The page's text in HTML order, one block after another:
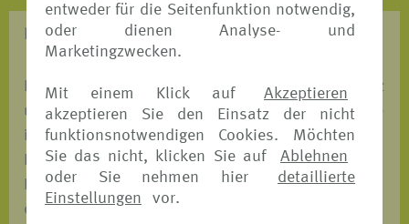
entweder für die Seitenfunktion notwendig,
oder dienen Analyse- und
Marketingzwecken.
Mit einem Klick auf
Akzeptieren
akzeptieren Sie den Einsatz der nicht
funktionsnotwendigen Cookies. Möchten
Sie das nicht, klicken Sie auf
Ablehnen
oder Sie nehmen hier
detaillierte
Einstellungen
vor.
REISESCHUTZ - WAS BRAUCHE ICH?
Entscheiden Sie, mit welchem Versicherungsschutz
und mit welchem unserer Versicherungspartner Sie
in den Urlaub fahren möchten. Wir ermöglichen
Ihnen einen automatischen Preis-und
Leistungsvergleich, bei dem Sie auf einen Blick
erkennen, welches Angebot das Passende für Sie